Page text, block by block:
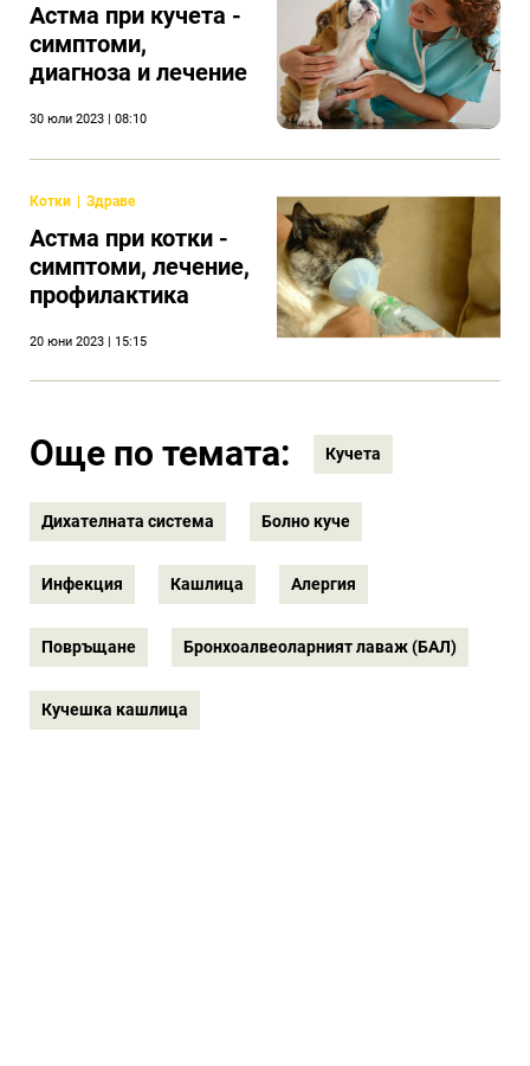
Астма при кучета -
симптоми,
диагноза и лечение
30 юли 2023 | 08:10
Котки Здраве
Астма при котки -
симптоми, лечение,
профилактика
20 юни 2023 | 15:15
Още по темата: Кучета
Дихателната система Болно куче
Инфекция Кашлица Алергия
Повръщане Бронхоалвеоларният лаваж (БАЛ)
Кучешка кашлица